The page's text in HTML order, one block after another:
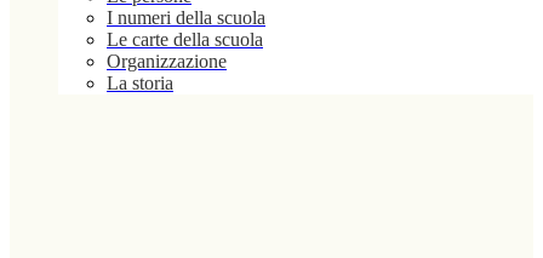
I numeri della scuola
Le carte della scuola
Organizzazione
La storia